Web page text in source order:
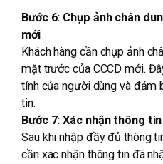
Bước 6: Chụp ảnh chân
mới
Khách hàng cần chụp ảnh
mặt trước của CCCD mới.
tính của người dùng và đảm
tin.
Bước 7: Xác nhận thông
Sau khi nhập đầy đủ thông
cần xác nhận thông tin đã